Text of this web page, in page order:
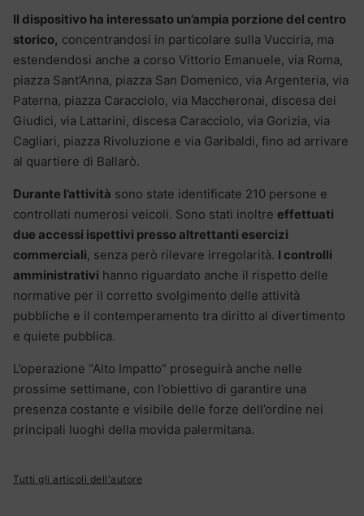
Il dispositivo ha interessato un’ampia porzione del centro
storico, concentrandosi in particolare sulla Vucciria, ma
estendendosi anche a corso Vittorio Emanuele, via Roma,
piazza Sant’Anna, piazza San Domenico, via Argenteria, via
Paterna, piazza Caracciolo, via Maccheronai, discesa dei
Giudici, via Lattarini, discesa Caracciolo, via Gorizia, via
Cagliari, piazza Rivoluzione e via Garibaldi, fino ad arrivare
al quartiere di Ballarò.
Durante l’attività sono state identificate 210 persone e
controllati numerosi veicoli. Sono stati inoltre effettuati
due accessi ispettivi presso altrettanti esercizi
commerciali, senza però rilevare irregolarità. I controlli
amministrativi hanno riguardato anche il rispetto delle
normative per il corretto svolgimento delle attività
pubbliche e il contemperamento tra diritto al divertimento
e quiete pubblica.
L’operazione “Alto Impatto” proseguirà anche nelle
prossime settimane, con l’obiettivo di garantire una
presenza costante e visibile delle forze dell’ordine nei
principali luoghi della movida palermitana.
Tutti gli articoli dell'autore